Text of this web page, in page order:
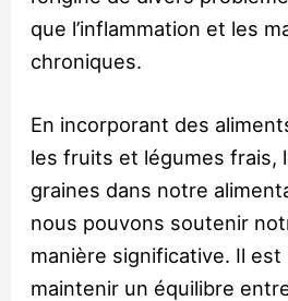
que l’inflammation et les
chroniques.
En incorporant des
les fruits et légumes frais,
graines dans notre
nous pouvons soutenir
manière significative. Il
maintenir un équilibre